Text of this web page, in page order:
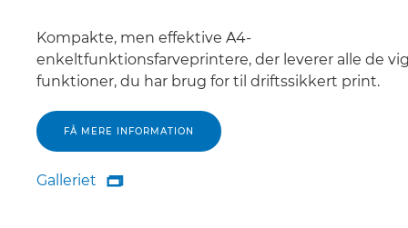
Kompakte, men effektive A4-
enkeltfunktionsfarveprintere, der leverer alle de
funktioner, du har brug for til driftssikkert print.
FÅ MERE INFORMATION
Galleriet
Galleriet
